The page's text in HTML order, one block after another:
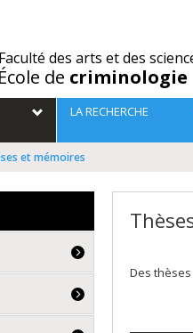
/Faculté des arts et des
École de criminologie
LA RECHERCHE
et mémoires
Des